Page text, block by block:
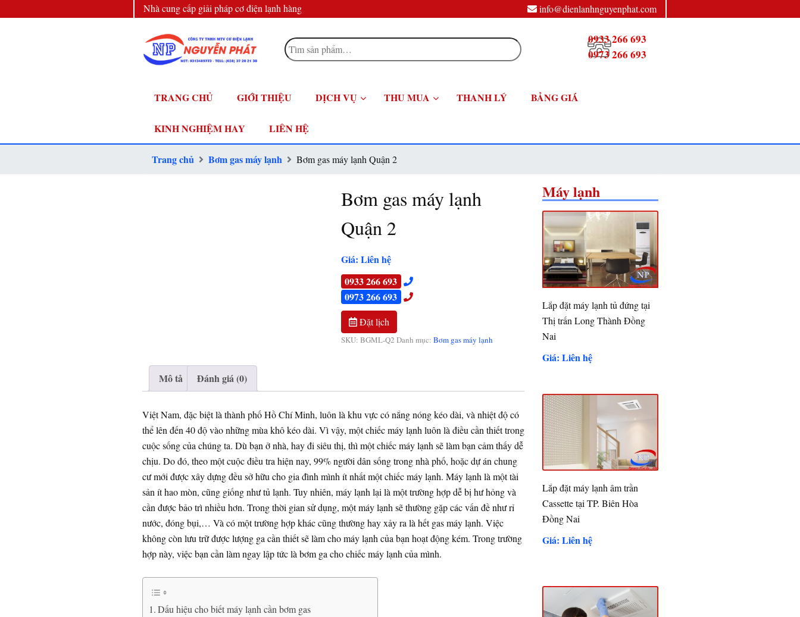
Nhà cung cấp giải pháp cơ điện lạnh hàng
info@dienlanhnguyenphat.com
Tìm
kiếm:
0933 266 693
0973 266 693
TRANG CHỦ GIỚI THIỆU DỊCH VỤ THU MUA THANH LÝ BẢNG GIÁ
KINH NGHIỆM HAY LIÊN HỆ
Trang chủ Bơm gas máy lạnh Bơm gas máy lạnh Quận 2
Bơm gas máy lạnh
Quận 2
Giá: Liên hệ
0933 266 693
0973 266 693
Đặt lịch
SKU: BGML-Q2 Danh mục: Bơm gas máy lạnh
Mô tả Đánh giá (0)
Việt Nam, đặc biệt là thành phố Hồ Chí Minh, luôn là khu vực có nắng nóng kéo dài, và nhiệt độ có
thể lên đến 40 độ vào những mùa khô kéo dài. Vì vậy, một chiếc máy lạnh luôn là điều cần thiết trong
cuộc sống của chúng ta. Dù bạn ở nhà, hay đi siêu thị, thì một chiếc máy lạnh sẽ làm bạn cảm thấy dễ
chịu. Do đó, theo một cuộc điều tra hiện nay, 99% người dân sống trong nhà phố, hoặc dự án chung
cư mới được xây dựng đều sở hữu cho gia đình mình ít nhất một chiếc máy lạnh. Máy lạnh là một tài
sản ít hao mòn, cũng giống như tủ lạnh. Tuy nhiên, máy lạnh lại là một trường hợp dễ bị hư hỏng và
cần được bảo trì nhiều hơn. Trong thời gian sử dụng, một máy lạnh sẽ thường gặp các vấn đề như rỉ
nước, đóng bụi,… Và có một trường hợp khác cũng thường hay xảy ra là hết gas máy lạnh. Việc
không còn lưu trữ được lượng ga cần thiết sẽ làm cho máy lạnh của bạn hoạt động kém. Trong trường
hợp này, việc bạn cần làm ngay lập tức là bơm ga cho chiếc máy lạnh của mình.
Dấu hiệu cho biết máy lạnh cần bơm gas
Máy lạnh
Lắp đặt máy lạnh tủ đứng tại
Thị trấn Long Thành Đồng
Nai
Giá: Liên hệ
Lắp đặt máy lạnh âm trần
Cassette tại TP. Biên Hòa
Đồng Nai
Giá: Liên hệ